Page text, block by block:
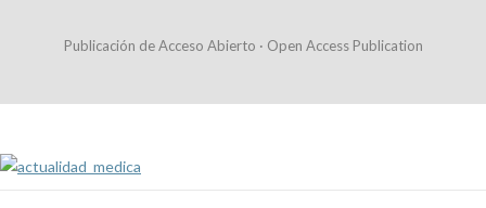
Publicación de Acceso Abierto · Open Access Publication